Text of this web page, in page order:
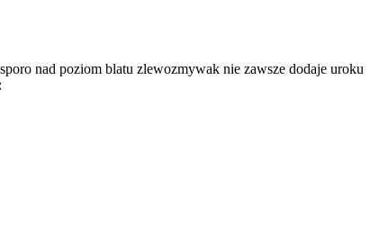
nad poziom blatu zlewozmywak nie zawsze dodaje uroku